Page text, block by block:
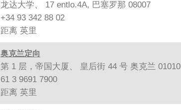
龙达大学、 17 entlo.4A, 巴塞罗那 08007
+34 93 342 88 02
距离 英里
奥克兰定向
第 1 层，帝国大厦、 皇后街 44 号 奥克兰 01010
61 3 9691 7900
距离 英里